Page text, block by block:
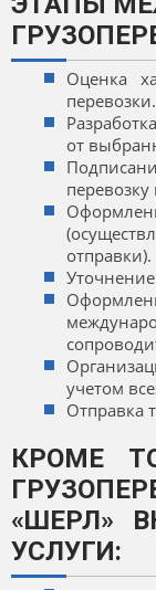
Оценка
перевозки.
от
перевозку
отправки).
учетом
Отправка
КРОМЕ
«ШЕРЛ»
УСЛУГИ: